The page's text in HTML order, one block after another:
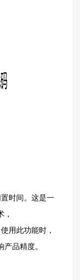
时间。这是一
，
用此功能时，
品精度。